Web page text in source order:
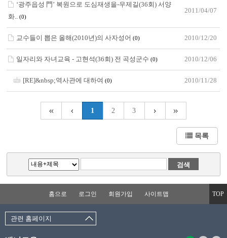
‘광주읍성 門’ 복원으로 도심재생을-우제길(36회) 서양
화..(0)
2011/04/07
교수들이 뽑은 올해(2010년)의 사자성어(0) 2010/12/20
일자리와 자녀교육 - 고현석(36회) 전 곡성군수(0) 2010/12/06
[RE]&nbsp;역사관에 대하여(0) 2010/11/28
1 2 3
목록
홈으로 로그인 회원가입 사이트맵 TOP
관련 홈페이지